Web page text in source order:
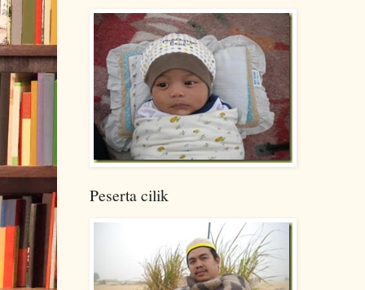
Peserta cilik